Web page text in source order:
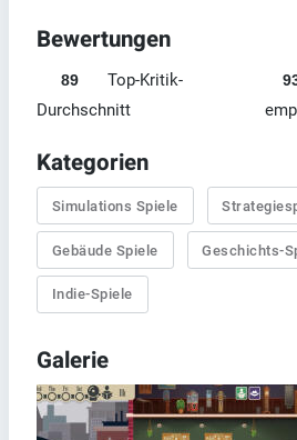
Bewertungen
89
Top-Kritik-
Durchschnitt
Kategorien
Simulations Spiele
Gebäude Spiele Geschichts-
Indie-Spiele
Galerie